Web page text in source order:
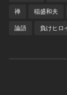
禅 稲盛和夫
論語 負けヒロ